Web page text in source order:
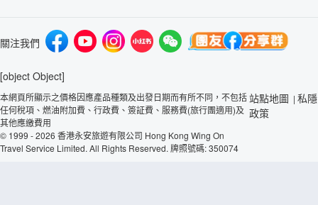
關注我們
[object Object]
本網頁所顯示之價格因應產品種類及出發日期而有所不同，不包括
任何稅項、燃油附加費、行政費、簽証費、服務費(旅行團適用)及
其他應繳費用
© 1999 - 2026 香港永安旅遊有限公司 Hong Kong Wing On
Travel Service Limited. All Rights Reserved. 牌照號碼: 350074
站點地圖 | 私隱
政策